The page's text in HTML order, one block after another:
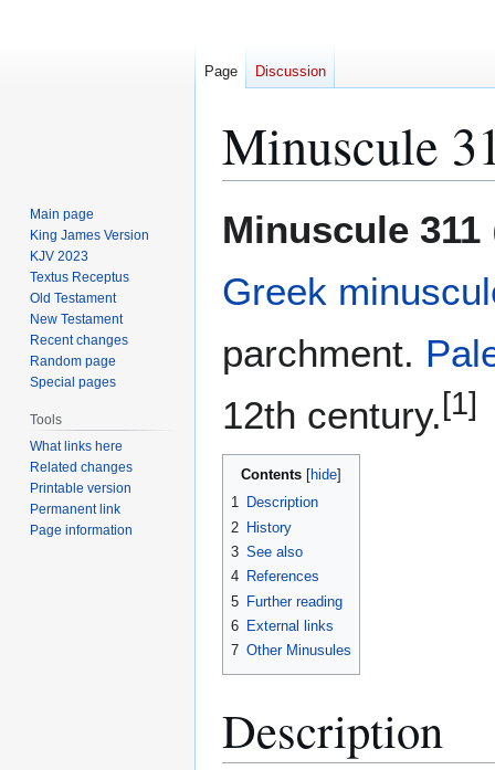
Minuscule
toto
Minuscule 311
Greek
parchment.
12th century. [1]
Contents
1 Description
2 History
3 See also
4 References
5 Further reading
6 External links
7 Other Minusules
Description
Page Discussion
Main page
King James Version
KJV 2023
Textus Receptus
Old Testament
New Testament
Recent changes
Random page
Special pages
Tools
What links here
Related changes
Printable version
Permanent link
Page information